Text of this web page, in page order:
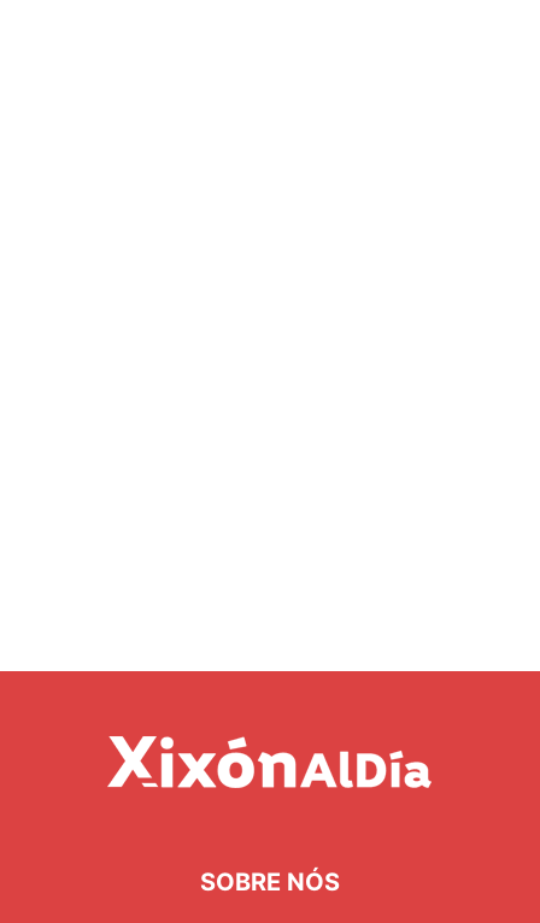
SOBRE NÓS